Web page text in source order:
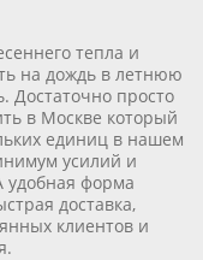
тепла и
на дождь в летнюю
Достаточно просто
в Москве который
единиц в нашем
усилий и
удобная форма
доставка,
клиентов и